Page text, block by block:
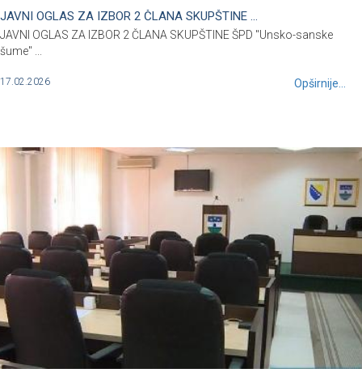
JAVNI OGLAS ZA IZBOR 2 ČLANA SKUPŠTINE ...
JAVNI OGLAS ZA IZBOR 2 ČLANA SKUPŠTINE ŠPD "Unsko-sanske
šume" ...
17.02.2026 Opširnije...